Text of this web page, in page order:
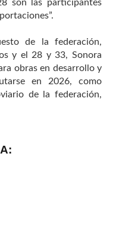
son las participantes
de la federación,
y el 28 y 33, Sonora
obras en desarrollo y
en 2026, como
de la federación,